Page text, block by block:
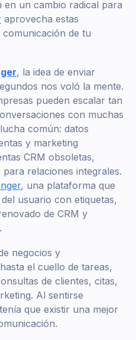
un cambio radical para
aprovecha estas
de tu
, la idea de enviar
nos voló la mente.
pueden escalar tan
con muchas
común: datos
y marketing
CRM obsoletas,
relaciones integrales.
, una plataforma que
usuario con etiquetas,
de CRM y
negocios y
el cuello de tareas,
de clientes, citas,
Al sentirse
que existir una mejor